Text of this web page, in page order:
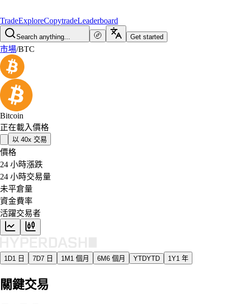
TradeExploreCopytradeLeaderboard
Search anything... Get started
市場/BTC
Bitcoin
正在載入價格
以 40x 交易
價格
24 小時漲跌
24 小時交易量
未平倉量
資金費率
活躍交易者
1D1 日 7D7 日 1M 1 個月 6M6 個月 YTDYTD 1Y1 年
關鍵交易